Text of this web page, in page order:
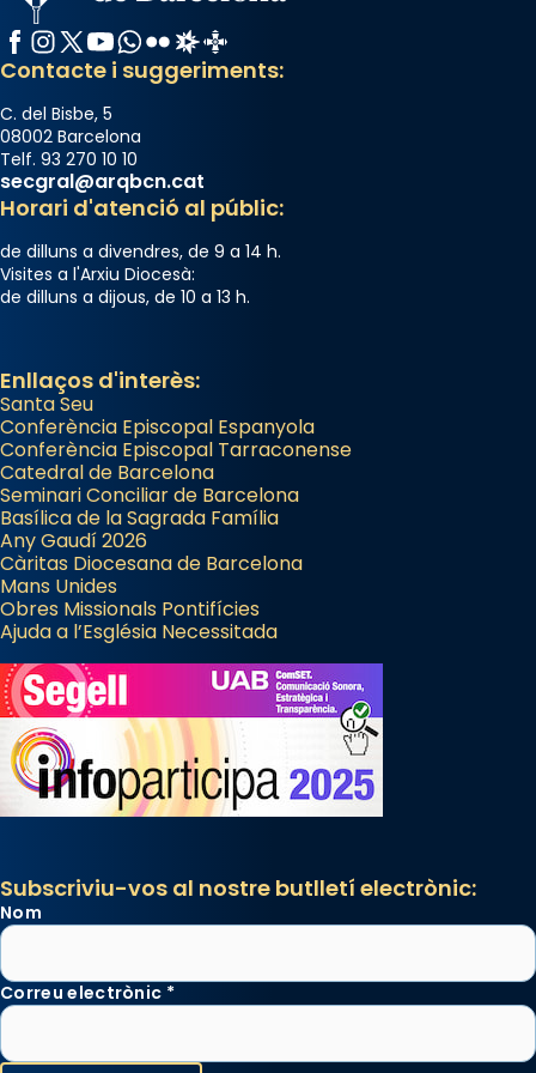
Facebook
Instagram
X / Twitter
YouTube
WhatsApp
FlickrRadio Estel
Catalunya Cristiana
Contacte i suggeriments:
C. del Bisbe, 5
08002 Barcelona
Telf. 93 270 10 10
secgral@arqbcn.cat
Horari d'atenció al públic:
de dilluns a divendres, de 9 a 14 h.
Visites a l'Arxiu Diocesà:
de dilluns a dijous, de 10 a 13 h.
Enllaços d'interès:
Santa Seu
Conferència Episcopal Espanyola
Conferència Episcopal Tarraconense
Catedral de Barcelona
Seminari Conciliar de Barcelona
Basílica de la Sagrada Família
Any Gaudí 2026
Càritas Diocesana de Barcelona
Mans Unides
Obres Missionals Pontifícies
Ajuda a l’Església Necessitada
Subscriviu-vos al nostre butlletí electrònic:
Nom
Correu electrònic *